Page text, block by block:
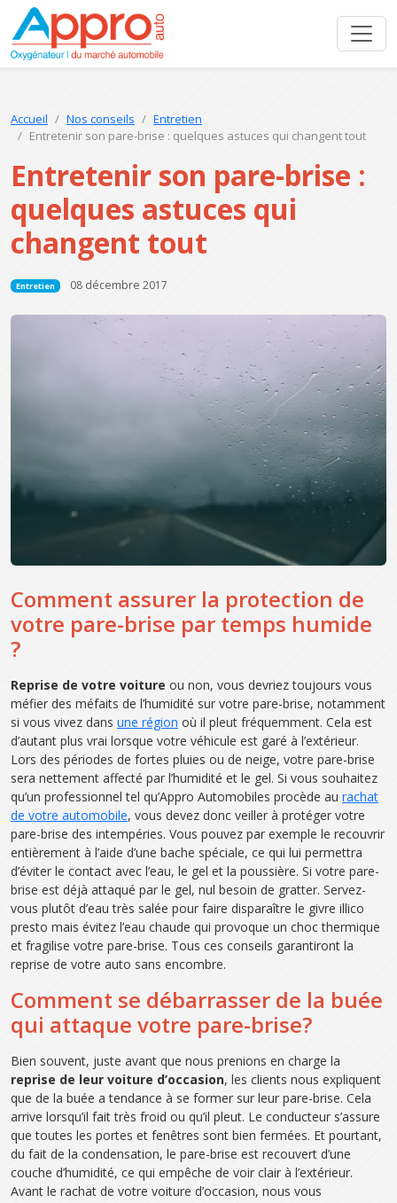
Accueil Nos conseils
Entretien
Entretenir son pare-brise : quelques astuces qui changent tout
Entretenir son pare-brise :
quelques astuces qui
changent tout
Entretien 08 décembre 2017
Comment assurer la protection de
votre pare-brise par temps humide
?
Reprise de votre voiture ou non, vous devriez toujours vous
méfier des méfaits de l’humidité sur votre pare-brise, notamment
si vous vivez dans une région où il pleut fréquemment. Cela est
d’autant plus vrai lorsque votre véhicule est garé à l’extérieur.
Lors des périodes de fortes pluies ou de neige, votre pare-brise
sera nettement affecté par l’humidité et le gel. Si vous souhaitez
qu’un professionnel tel qu’Appro Automobiles procède au rachat
de votre automobile, vous devez donc veiller à protéger votre
pare-brise des intempéries. Vous pouvez par exemple le recouvrir
entièrement à l’aide d’une bache spéciale, ce qui lui permettra
d’éviter le contact avec l’eau, le gel et la poussière. Si votre pare-
brise est déjà attaqué par le gel, nul besoin de gratter. Servez-
vous plutôt d’eau très salée pour faire disparaître le givre illico
presto mais évitez l’eau chaude qui provoque un choc thermique
et fragilise votre pare-brise. Tous ces conseils garantiront la
reprise de votre auto sans encombre.
Comment se débarrasser de la buée
qui attaque votre pare-brise?
Bien souvent, juste avant que nous prenions en charge la
reprise de leur voiture d’occasion, les clients nous expliquent
que de la buée a tendance à se former sur leur pare-brise. Cela
arrive lorsqu’il fait très froid ou qu’il pleut. Le conducteur s’assure
que toutes les portes et fenêtres sont bien fermées. Et pourtant,
du fait de la condensation, le pare-brise est recouvert d’une
couche d’humidité, ce qui empêche de voir clair à l’extérieur.
Avant le rachat de votre voiture d’occasion, nous vous